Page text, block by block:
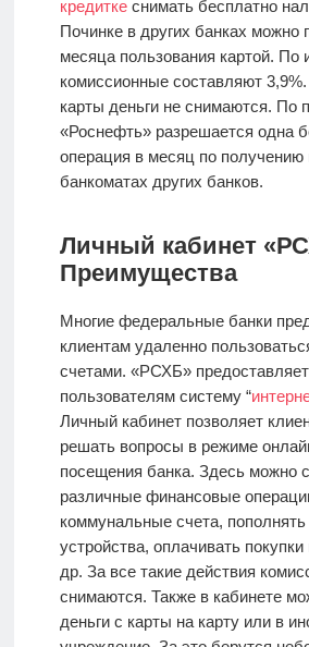
кредиткеснимать бесплатно
Починке в других банках можно
месяца пользования картой. По
комиссионные составляют
карты деньги не снимаются. По
«Роснефть» разрешается одна
операция в месяц по получению
банкоматах других банков.
Личный кабинет
Преимущества
Многие федеральные банки
клиентам удаленно
счетами. «РСХБ» предоставляет
пользователям систему “
Личный кабинет позволяет
решать вопросы в режиме
посещения банка. Здесь можно
различные финансовые
коммунальные счета,
устройства, оплачивать покупки
др. За все такие действия
снимаются. Также в кабинете
деньги с карты на карту или в